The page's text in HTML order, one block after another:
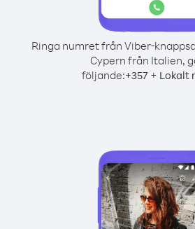
Ringa numret från Viber-
Cypern från Italien,
följande:+357 + Lokalt